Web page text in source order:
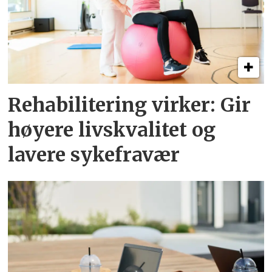
Rehabilitering virker: Gir
høyere livskvalitet og
lavere sykefravær